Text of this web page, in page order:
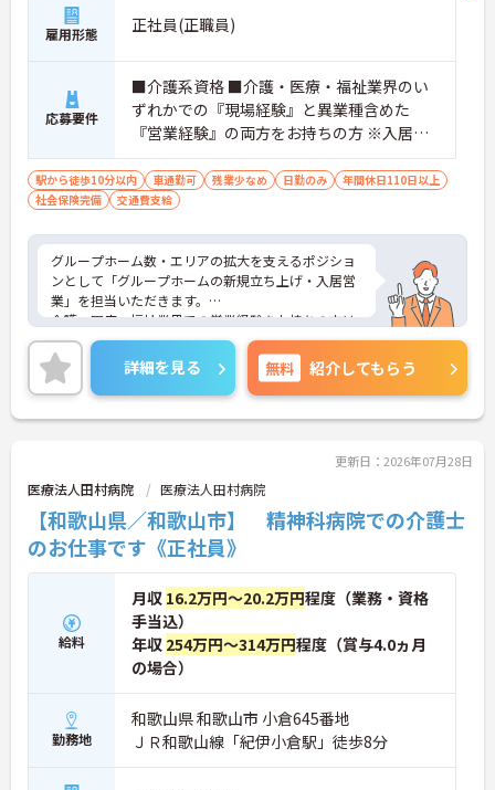
雇用形態 正社員(正職員)
応募要件
■介護系資格 ■介護・医療・福祉業界のい
ずれかでの『現場経験』と異業種含めた
『営業経験』の両方をお持ちの方 ※入居営
業の経験（施設長兼任可）必須 ※介護・医
療・福祉業界での営業経験お持ちの方はも
ちろん大歓迎 ※入居相談員の経験、施設管
務の経験がある方歓迎 ■普通自動車免許(AT
限定可)
駅から徒歩10分以内 車通勤可 残業少なめ 日勤のみ
年間休日110日以上
社会保険完備
交通費支給
グループホーム数・エリアの拡大を支えるポジショ
ンとして「グループホームの新規立ち上げ・入居営
業」を担当いただきます。
介護・医療・福祉業界での営業経験をお持ちの方は
もちろん、入居相談員の経験、採用業務やマネジメ
ント経験のある方も即戦力としてご活躍いただま
す。子育て中の方も無理なく働ける環境です。年間
休日120日あり、ワークライフバランスも大切にし
ていただます。
に詳細をお話しいたしますのでお気軽にご相談くだ
詳細を見る 無料 紹介してもらう
更新日：2026年07月28日
医療法人田村病院 医療法人田村病院
【和歌山県／和歌山市】 精神科病院での介護士
のお仕事です《正社員》
給料
月収 16.2万円～20.2万円程度（業務・資格
手当込）
年収 254万円～314万円程度（賞与4.0ヵ月
の場合）
勤務地
和歌山県 和歌山市 小倉645番地
ＪＲ和歌山線「紀伊小倉駅」徒歩8分